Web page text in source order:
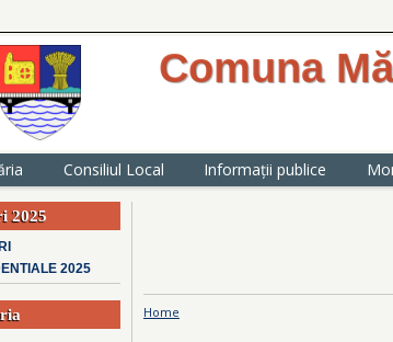
Comuna
Consiliul Local Informații publice
2025
2025
You are here
Home